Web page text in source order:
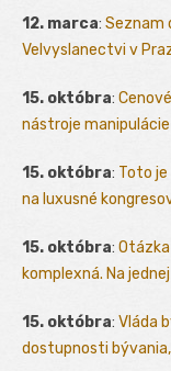
12. marca: Seznam
Velvyslanectvi v
15. októbra:
nástroje
15. októbra: Toto
na luxusné
15. októbra:
komplexná. Na
15. októbra: Vláda
dostupnosti